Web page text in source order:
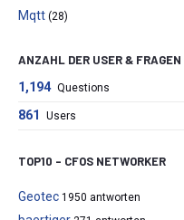
Mqtt (28)
ANZAHL DER USER & FRAGEN
1,194 Questions
861 Users
TOP10 – CFOS NETWORKER
Geotec 1950 antworten